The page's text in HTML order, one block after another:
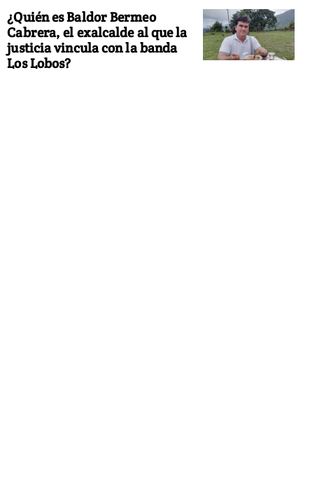
¿Quién es Baldor Bermeo
Cabrera, el exalcalde al que la
justicia vincula con la banda
Los Lobos?